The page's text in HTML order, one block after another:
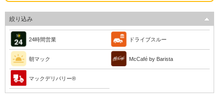
絞り込み
24時間営業 ドライブスルー
朝マック McCafé by Barista
マックデリバリー®︎